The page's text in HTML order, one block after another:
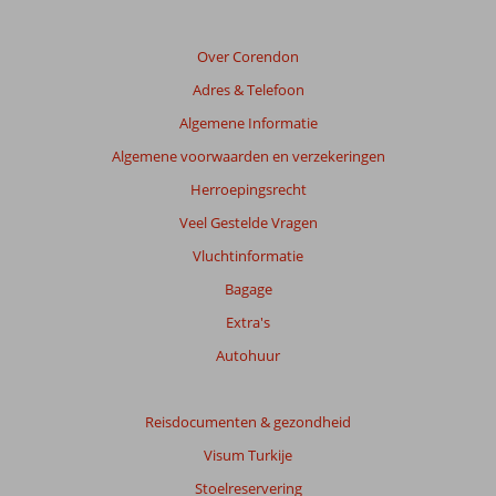
getoonde
Over Corendon
Adres & Telefoon
Algemene Informatie
Algemene voorwaarden en verzekeringen
Herroepingsrecht
Veel Gestelde Vragen
Vluchtinformatie
Bagage
Extra's
Autohuur
Reisdocumenten & gezondheid
Visum Turkije
Stoelreservering